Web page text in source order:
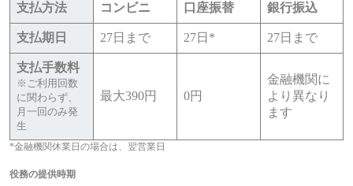
支払方法 コンビニ 口座振替 銀行振込
支払期日 27日まで 27日* 27日まで
支払手数料
※ご利用回数
に関わらず、
月一回のみ発
生
最大390円 0円
金融機関に
より異なり
ます
*金融機関休業日の場合は、翌営業日
役務の提供時期